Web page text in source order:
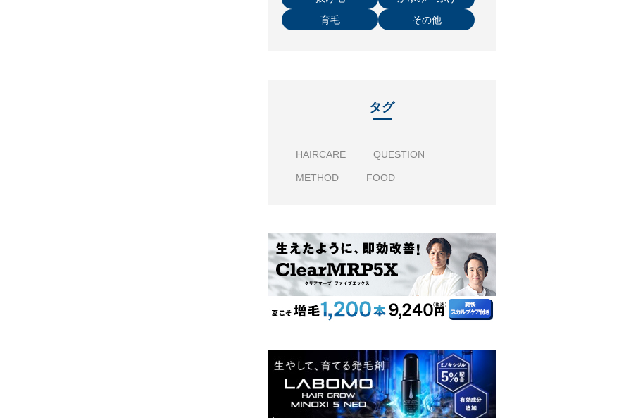
育毛
その他
タグ
HAIRCARE QUESTION
METHOD FOOD